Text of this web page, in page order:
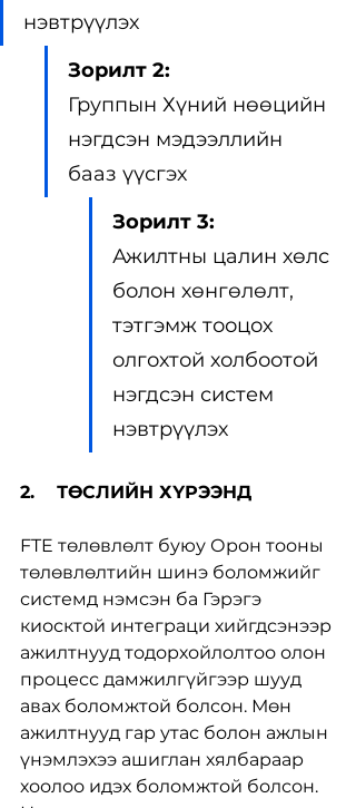
нэвтрүүлэх
Зорилт 2:
Группын Хүний нөөцийн
нэгдсэн мэдээллийн
бааз үүсгэх
Зорилт 3:
Ажилтны цалин хөлс
болон хөнгөлөлт,
тэтгэмж тооцох
олгохтой холбоотой
нэгдсэн систем
нэвтрүүлэх
2.    ТӨСЛИЙН ХҮРЭЭНД
FTE төлөвлөлт буюу Орон тооны
төлөвлөлтийн шинэ боломжийг
системд нэмсэн ба Гэрэгэ
киосктой интеграци хийгдсэнээр
ажилтнууд тодорхойлолтоо олон
процесс дамжилгүйгээр шууд
авах боломжтой болсон. Мөн
ажилтнууд гар утас болон ажлын
үнэмлэхээ ашиглан хялбараар
хоолоо идэх боломжтой болсон.